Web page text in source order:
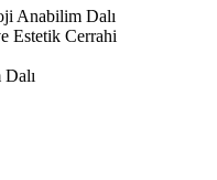
Anabilim Dalı
Estetik Cerrahi